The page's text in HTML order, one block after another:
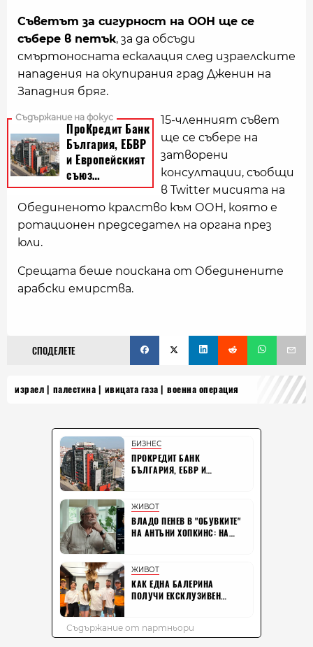
Съветът за сигурност на ООН ще се
събере в петък, за да обсъди
смъртоносната ескалация след израелските
нападения на окупирания град Дженин на
Западния бряг.
15-членният съвет
ще се събере на
затворени
консултации, съобщи
в Twitter мисията на
Обединеното кралство към ООН, която е
ротационен председател на органа през
юли.
Срещата беше поискана от Обединените
арабски емирства.
СПОДЕЛЕТЕ
израел палестина ивицата газа военна операция